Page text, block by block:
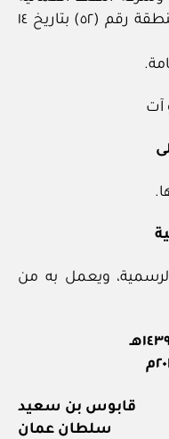
للاستكشاف والإنتاج ش.م.م للمنطقة رقم (٥٢) بتاريخ ١٤
آت
ويعمل به من
قابوس بن سعيد
سلطان عمان